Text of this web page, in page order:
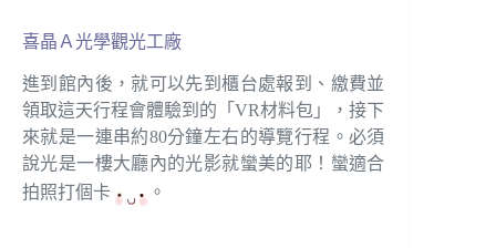
喜晶Ａ光學觀光工廠
進到館內後，就可以先到櫃台處報到、繳費並
領取這天行程會體驗到的「VR材料包」，接下
來就是一連串約80分鐘左右的導覽行程。必須
說光是一樓大廳內的光影就蠻美的耶！蠻適合
拍照打個卡
。